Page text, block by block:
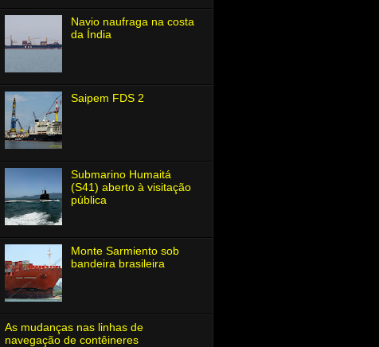
Navio naufraga na costa
da Índia
Saipem FDS 2
Submarino Humaitá
(S41) aberto à visitação
pública
Monte Sarmiento sob
bandeira brasileira
As mudanças nas linhas de
navegação de contêineres